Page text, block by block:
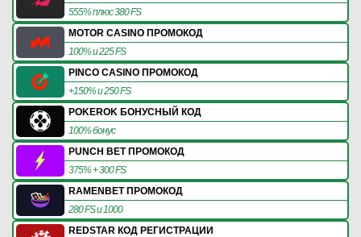
555% плюс 380 FS
MOTOR CASINO ПРОМОКОД
100% и 225 FS
PINCO CASINO ПРОМОКОД
+150% и 250 FS
POKEROK БОНУСНЫЙ КОД
100% бонус
PUNCH BET ПРОМОКОД
375% + 300 FS
RAMENBET ПРОМОКОД
280 FS и 1000
REDSTAR КОД РЕГИСТРАЦИИ